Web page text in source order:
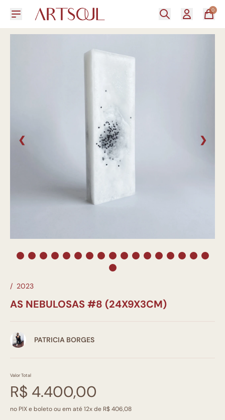
0
❮ ❯
/ 2023
AS NEBULOSAS #8 (24X9X3CM)
PATRICIA BORGES
Valor Total
R$ 4.400,00
no PIX e boleto ou em até 12x de R$ 406,08